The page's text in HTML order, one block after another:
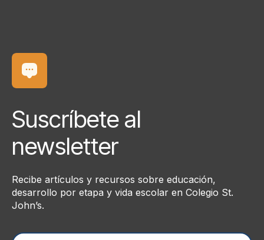
Suscríbete al
newsletter
Recibe artículos y recursos sobre educación,
desarrollo por etapa y vida escolar en Colegio St.
John’s.